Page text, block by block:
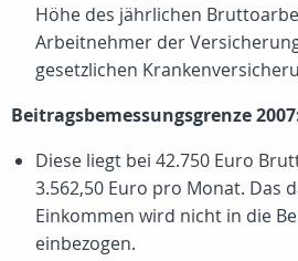
Höhe des jährlichen
Arbeitnehmer der
gesetzlichen
Beitragsbemessungsgrenze
Diese liegt bei 42.750 Euro
3.562,50 Euro pro Monat. Das
Einkommen wird nicht in die
einbezogen.